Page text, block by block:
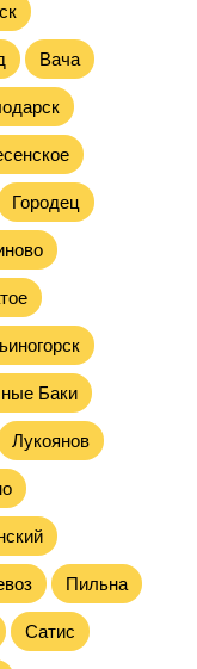
Вача
Городец
Баки
Лукоянов
Пильна
Сатис